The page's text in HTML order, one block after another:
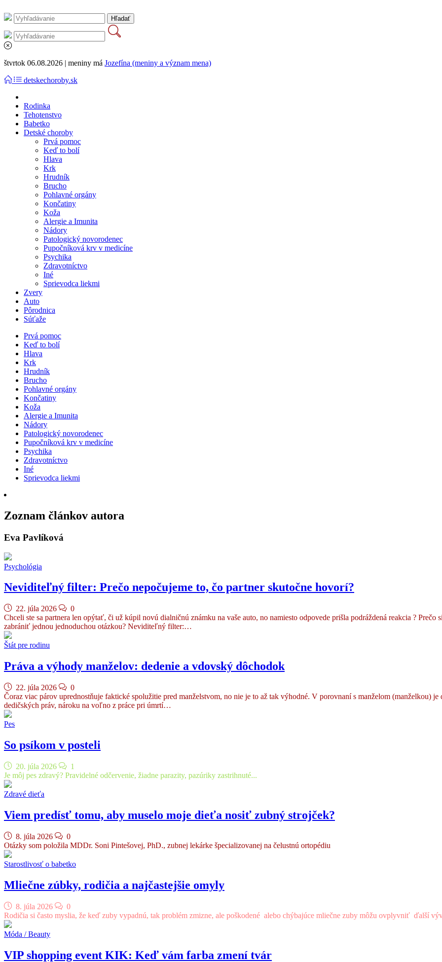
štvrtok 06.08.2026 | meniny má Jozefína (meniny a význam mena)
detskechoroby.sk
Rodinka
Tehotenstvo
Babetko
Detské choroby
Prvá pomoc
Keď to bolí
Hlava
Krk
Hrudník
Brucho
Pohlavné orgány
Končatiny
Koža
Alergie a Imunita
Nádory
Patologický novorodenec
Pupočníková krv v medicíne
Psychika
Zdravotníctvo
Iné
Sprievodca liekmi
Zvery
Auto
Pôrodnica
Súťaže
Prvá pomoc
Keď to bolí
Hlava
Krk
Hrudník
Brucho
Pohlavné orgány
Končatiny
Koža
Alergie a Imunita
Nádory
Patologický novorodenec
Pupočníková krv v medicíne
Psychika
Zdravotníctvo
Iné
Sprievodca liekmi
Zoznam článkov autora
Eva Pavlíková
Psychológia
Neviditeľný filter: Prečo nepočujeme to, čo partner skutočne hovorí?
22. júla 2026
0
Chceli ste sa partnera len opýtať, či už kúpil novú dialničnú známku na vaše auto, no namiesto odpovede prišla podráždená reakcia ?
zabrániť jednou jednoduchou otázkou? Neviditeľný filter:…
Štát pre rodinu
Práva a výhody manželov: dedenie a vdovský dôchodok
22. júla 2026
0
Čoraz viac párov uprednostňuje faktické spolužitie pred manželstvom, no nie je to až tak výhodné. V porovnaní s manželom (manželkou)
dedičských práv, nároku na voľno z práce pri úmrtí…
Pes
So psíkom v posteli
20. júla 2026
1
Je môj pes zdravý? Pravidelné odčervenie, žiadne parazity, pazúriky zastrihnuté...
Zdravé dieťa
Viem predísť tomu, aby muselo moje dieťa nosiť zubný strojček?
8. júla 2026
0
Otázky som položila MDDr. Soni Pintešovej, PhD., zubnej lekárke špecializovanej na čelustnú ortopédiu
Starostlivosť o babetko
Mliečne zúbky, rodičia a najčastejšie omyly
8. júla 2026
0
Rodičia si často myslia, že keď zuby vypadnú, tak problém zmizne, ale poškodené alebo chýbajúce mliečne zuby môžu ovplyvniť ďalší
Móda / Beauty
VIP shopping event KIK: Keď vám farba zmení tvár